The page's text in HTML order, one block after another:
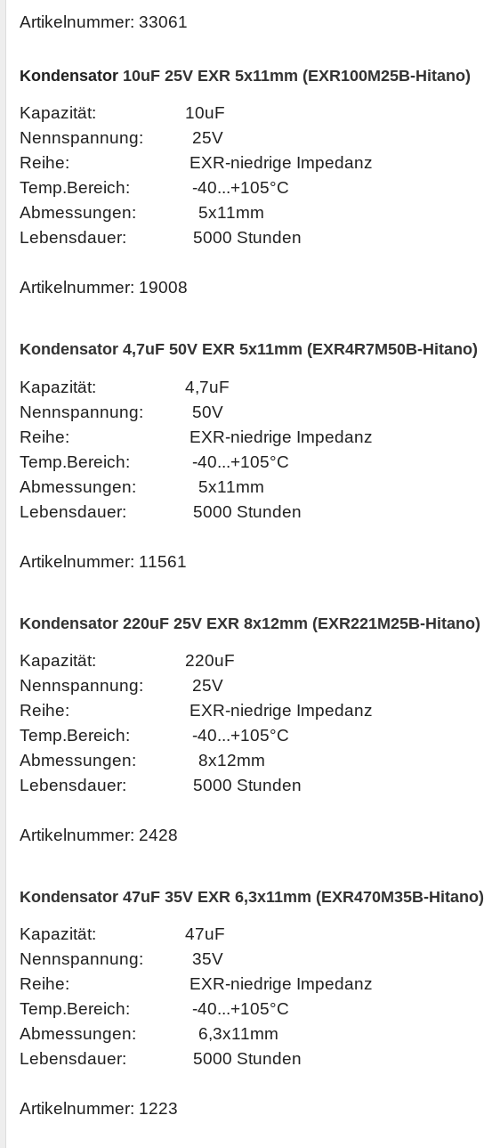
Artikelnummer: 33061
Kondensator 10uF 25V EXR 5x11mm (EXR100M25B-Hitano)
Kapazität: 10uF
Nennspannung: 25V
Reihe: EXR-niedrige Impedanz
Temp.Bereich: -40...+105°C
Abmessungen: 5x11mm
Lebensdauer: 5000 Stunden
Artikelnummer: 19008
Kondensator 4,7uF 50V EXR 5x11mm (EXR4R7M50B-Hitano)
Kapazität: 4,7uF
Nennspannung: 50V
Reihe: EXR-niedrige Impedanz
Temp.Bereich: -40...+105°C
Abmessungen: 5x11mm
Lebensdauer: 5000 Stunden
Artikelnummer: 11561
Kondensator 220uF 25V EXR 8x12mm (EXR221M25B-Hitano)
Kapazität: 220uF
Nennspannung: 25V
Reihe: EXR-niedrige Impedanz
Temp.Bereich: -40...+105°C
Abmessungen: 8x12mm
Lebensdauer: 5000 Stunden
Artikelnummer: 2428
Kondensator 47uF 35V EXR 6,3x11mm (EXR470M35B-Hitano)
Kapazität: 47uF
Nennspannung: 35V
Reihe: EXR-niedrige Impedanz
Temp.Bereich: -40...+105°C
Abmessungen: 6,3x11mm
Lebensdauer: 5000 Stunden
Artikelnummer: 1223